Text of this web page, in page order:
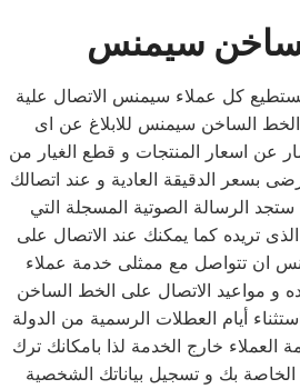
سيمنس
كل عملاء سيمنس الاتصال علية
الساخن سيمنس للابلاغ عن اى
عن اسعار المنتجات و قطع الغيار من
بسعر الدقيقة العادية و عند اتصالك
الرسالة الصوتية المسجلة التي
تريده كما يمكنك عند الاتصال على
ان تتواصل مع ممثلى خدمة عملاء
و مواعيد الاتصال على الخط الساخن
باستثناء أيام العطلات الرسمية من الدولة
العملاء خارج الخدمة لذا بامكانك ترك
بك و تسجيل بياناتك الشخصية